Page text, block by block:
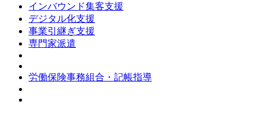
インバウンド集客支援
デジタル化支援
事業引継ぎ支援
専門家派遣
労働保険事務組合・記帳指導